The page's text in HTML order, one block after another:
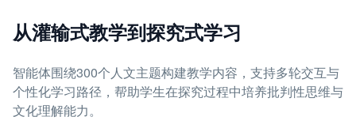
从灌输式教学到探究式学习
智能体围绕300个人文主题构建教学内容，支持多轮交互与
个性化学习路径，帮助学生在探究过程中培养批判性思维与
文化理解能力。